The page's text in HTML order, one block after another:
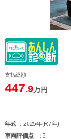
支払総額
447.9万円
年式 2025年(R7年)
車両評価点 5